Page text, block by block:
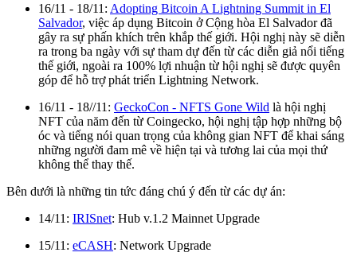
16/11 - 18/11: Adopting Bitcoin A Lightning Summit in El
Salvador, việc áp dụng Bitcoin ở Cộng hòa El Salvador đã
gây ra sự phấn khích trên khắp thế giới. Hội nghị này sẽ diễn
ra trong ba ngày với sự tham dự đến từ các diễn giả nổi tiếng
thế giới, ngoài ra 100% lợi nhuận từ hội nghị sẽ được quyên
góp để hỗ trợ phát triển Lightning Network.
16/11 - 18//11: GeckoCon - NFTS Gone Wild là hội nghị
NFT của năm đến từ Coingecko, hội nghị tập hợp những bộ
óc và tiếng nói quan trọng của không gian NFT để khai sáng
những người đam mê về hiện tại và tương lai của mọi thứ
không thể thay thế.
Bên dưới là những tin tức đáng chú ý đến từ các dự án:
14/11: IRISnet: Hub v.1.2 Mainnet Upgrade
15/11: eCASH: Network Upgrade